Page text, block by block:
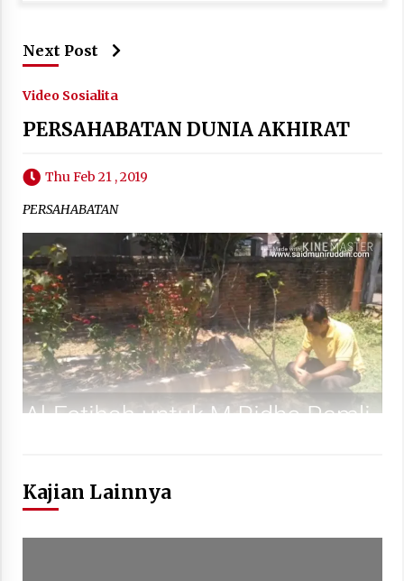
Next Post
Video Sosialita
PERSAHABATAN DUNIA AKHIRAT
Thu Feb 21 , 2019
PERSAHABATAN
Kajian Lainnya